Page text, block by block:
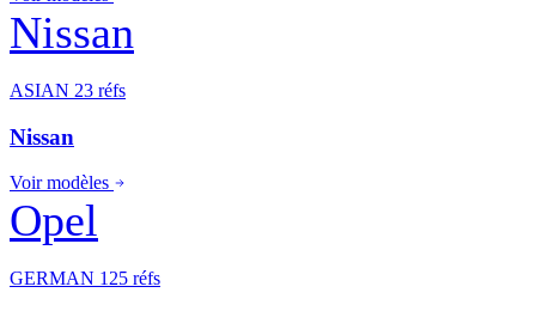
Nissan
ASIAN 23 réfs
Nissan
Voir modèles
Opel
GERMAN 125 réfs